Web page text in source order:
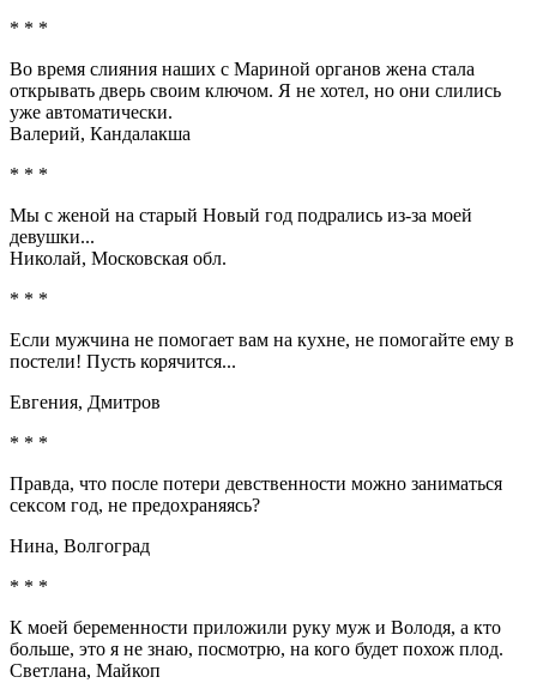
* * *
Во время слияния наших с Мариной органов жена стала
открывать дверь своим ключом. Я не хотел, но они слились
уже автоматически.
Валерий, Кандалакша
* * *
Мы с женой на старый Новый год подрались из-за моей
девушки...
Николай, Московская обл.
* * *
Если мужчина не помогает вам на кухне, не помогайте ему в
постели! Пусть корячится...
Евгения, Дмитров
* * *
Правда, что после потери девственности можно заниматься
сексом год, не предохраняясь?
Нина, Волгоград
* * *
К моей беременности приложили руку муж и Володя, а кто
больше, это я не знаю, посмотрю, на кого будет похож плод.
Светлана, Майкоп